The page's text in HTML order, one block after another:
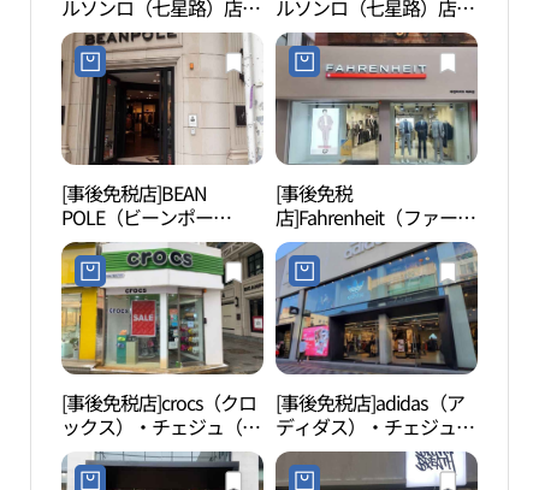
ルソンロ（七星路）店
(나이키 칠성로점)
ルソンロ（七星路）店
(나이키칠성로점)
[事後免税店]BEAN
POLE（ビーンポー
ル）・チェジュ（済州）
店(빈폴 제주점)
[事後免税
店]Fahrenheit（ファーレ
ンハイト）・チェジュ
（済州）店(파렌하이트
제주점)
[事後免税店]crocs（クロ
ックス）・チェジュ（済
州）店(크록스 제주점)
[事後免税店]adidas（ア
ディダス）・チェジュ
（済州）店(아디다스 제
주점)